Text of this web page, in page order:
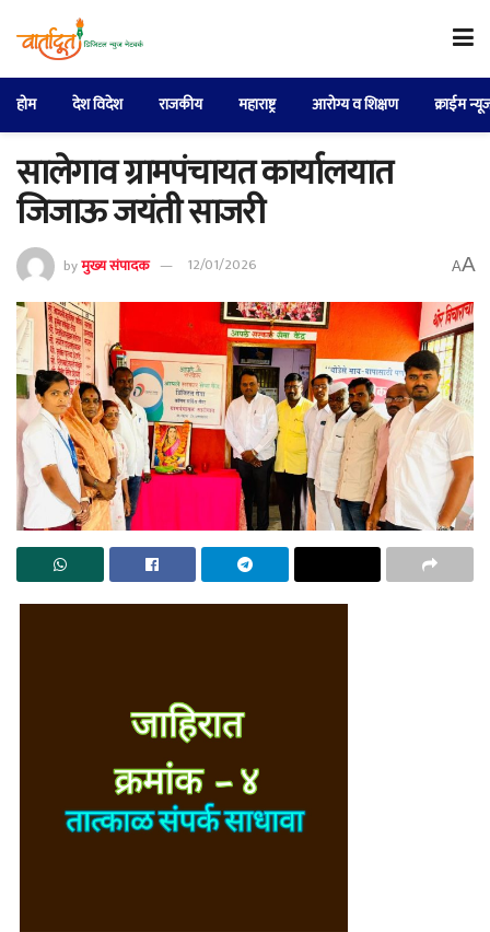
होम देश विदेश राजकीय महाराष्ट्र आरोग्य व शिक्षण क्राईम
सालेगाव ग्रामपंचायत कार्यालयात
जिजाऊ जयंती साजरी
byमुख्य संपादक 12/01/2026 AA